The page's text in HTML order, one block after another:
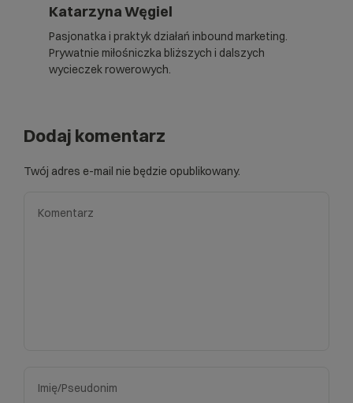
Katarzyna Węgiel
Pasjonatka i praktyk działań inbound marketing.
Prywatnie miłośniczka bliższych i dalszych
wycieczek rowerowych.
Dodaj komentarz
Twój adres e-mail nie będzie opublikowany.